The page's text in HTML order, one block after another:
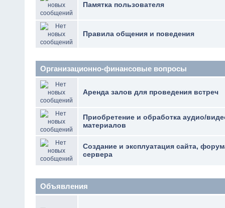
Памятка пользователя
Правила общения и поведения
Организационно-финансовые вопросы
Аренда залов для проведения встреч
Приобретение и обработка аудио/
материалов
Создание и эксплуатация сайта,
сервера
Объявления